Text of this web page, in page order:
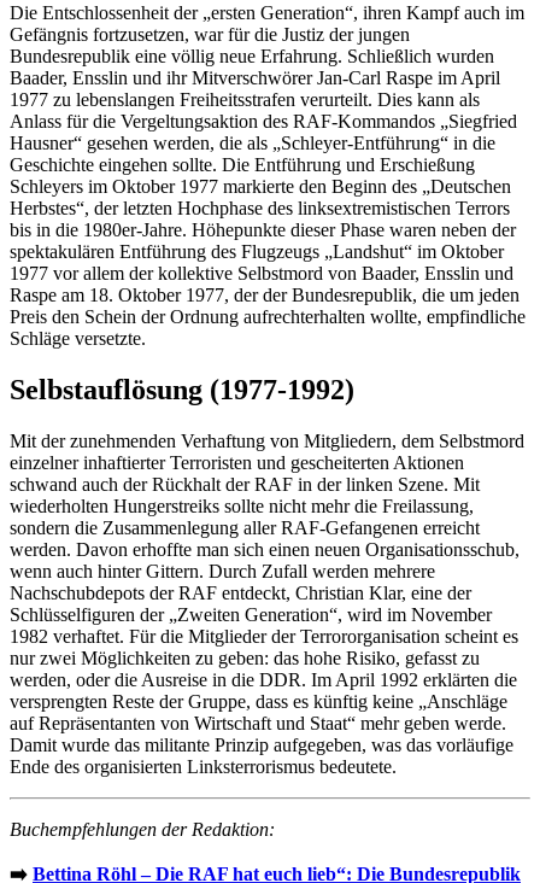
Die Entschlossenheit der „ersten Generation“, ihren Kampf auch im
Gefängnis fortzusetzen, war für die Justiz der jungen
Bundesrepublik eine völlig neue Erfahrung. Schließlich wurden
Baader, Ensslin und ihr Mitverschwörer Jan-Carl Raspe im April
1977 zu lebenslangen Freiheitsstrafen verurteilt. Dies kann als
Anlass für die Vergeltungsaktion des RAF-Kommandos „Siegfried
Hausner“ gesehen werden, die als „Schleyer-Entführung“ in die
Geschichte eingehen sollte. Die Entführung und Erschießung
Schleyers im Oktober 1977 markierte den Beginn des „Deutschen
Herbstes“, der letzten Hochphase des linksextremistischen Terrors
bis in die 1980er-Jahre. Höhepunkte dieser Phase waren neben der
spektakulären Entführung des Flugzeugs „Landshut“ im Oktober
1977 vor allem der kollektive Selbstmord von Baader, Ensslin und
Raspe am 18. Oktober 1977, der der Bundesrepublik, die um jeden
Preis den Schein der Ordnung aufrechterhalten wollte, empfindliche
Schläge versetzte.
Selbstauflösung (1977-1992)
Mit der zunehmenden Verhaftung von Mitgliedern, dem Selbstmord
einzelner inhaftierter Terroristen und gescheiterten Aktionen
schwand auch der Rückhalt der RAF in der linken Szene. Mit
wiederholten Hungerstreiks sollte nicht mehr die Freilassung,
sondern die Zusammenlegung aller RAF-Gefangenen erreicht
werden. Davon erhoffte man sich einen neuen Organisationsschub,
wenn auch hinter Gittern. Durch Zufall werden mehrere
Nachschubdepots der RAF entdeckt, Christian Klar, eine der
Schlüsselfiguren der „Zweiten Generation“, wird im November
1982 verhaftet. Für die Mitglieder der Terrororganisation scheint es
nur zwei Möglichkeiten zu geben: das hohe Risiko, gefasst zu
werden, oder die Ausreise in die DDR. Im April 1992 erklärten die
versprengten Reste der Gruppe, dass es künftig keine „Anschläge
auf Repräsentanten von Wirtschaft und Staat“ mehr geben werde.
Damit wurde das militante Prinzip aufgegeben, was das vorläufige
Ende des organisierten Linksterrorismus bedeutete.
Buchempfehlungen der Redaktion:
➡️ Bettina Röhl – Die RAF hat euch lieb“: Die Bundesrepublik